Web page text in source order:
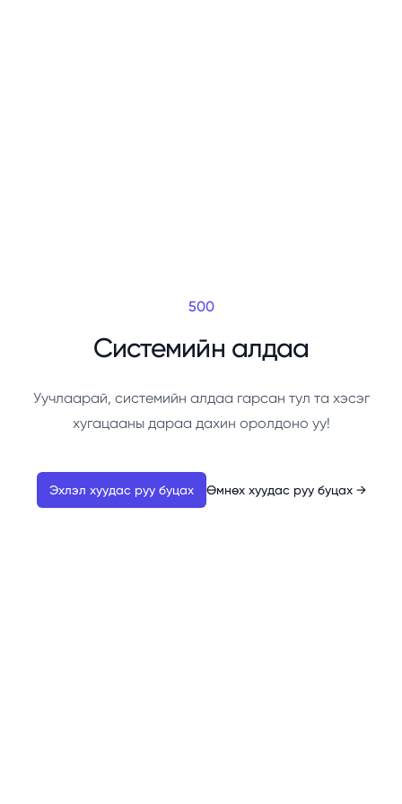
500
Системийн алдаа
Уучлаарай, системийн алдаа гарсан тул та хэсэг
хугацааны дараа дахин оролдоно уу!
Эхлэл хуудас руу буцах Өмнөх хуудас руу буцах →